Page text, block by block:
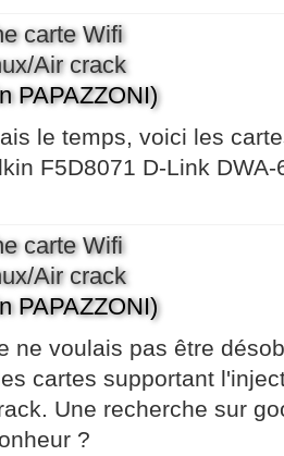
carte Wifi
Air crack
PAPAZZONI)
le temps, voici les
F5D8071 D-Link
carte Wifi
Air crack
PAPAZZONI)
ne voulais pas être
cartes supportant
Une recherche sur
?